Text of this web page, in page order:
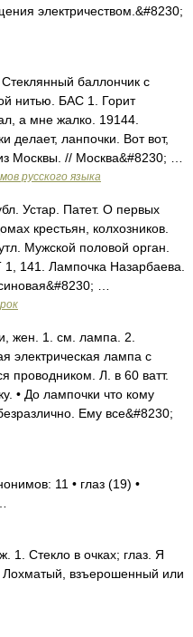
электричеством.&#8230;
баллончик с
нитью. БАС 1. Горит
а мне жалко. 19144.
делает, ланпочки. Вот вот,
Москвы. // Москва&#8230; …
русского языка
Устар. Патет. О первых
крестьян, колхозников.
Мужской половой орган.
141. Лампочка Назарбаева.
…
1. см. лампа. 2.
электрическая лампа с
проводником. Л. в 60 ватт.
• До лампочки что кому
Ему все&#8230;
11 • глаз (19) •
Стекло в очках; глаз. Я
взъерошенный или